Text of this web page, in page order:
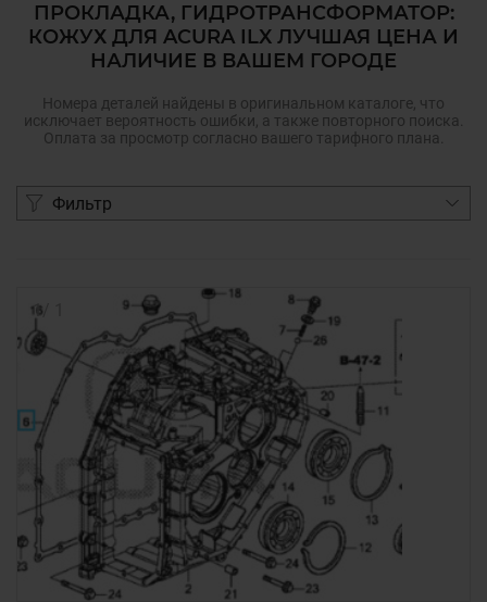
ПРОКЛАДКА, ГИДРОТРАНСФОРМАТОР:
КОЖУХ ДЛЯ ACURA ILX ЛУЧШАЯ ЦЕНА И
НАЛИЧИЕ В ВАШЕМ ГОРОДЕ
Номера деталей найдены в оригинальном каталоге, что
исключает вероятность ошибки, а также повторного поиска.
Оплата за просмотр согласно вашего тарифного плана.
Фильтр
1